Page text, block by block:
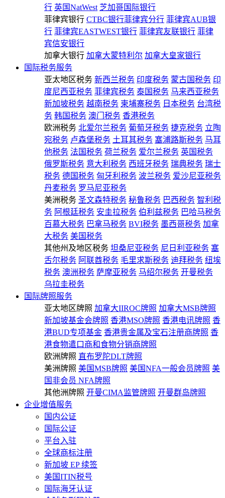
行 英国NatWest 芝加哥国际银行
菲律宾银行 CTBC银行菲律宾分行 菲律宾AUB银
行 菲律宾EASTWEST银行 菲律宾友联银行 菲律
宾信安银行
加拿大银行 加拿大蒙特利尔 加拿大皇家银行
国际税务服务
亚太地区税务 新西兰税务 印度税务 蒙古国税务 印
度尼西亚税务 菲律宾税务 泰国税务 马来西亚税务
新加坡税务 越南税务 柬埔寨税务 日本税务 台湾税
务 韩国税务 澳门税务 香港税务
欧洲税务 北爱尔兰税务 葡萄牙税务 捷克税务 立陶
宛税务 卢森堡税务 土耳其税务 塞浦路斯税务 马耳
他税务 法国税务 荷兰税务 爱尔兰税务 英国税务
俄罗斯税务 意大利税务 西班牙税务 瑞典税务 瑞士
税务 德国税务 匈牙利税务 波兰税务 爱沙尼亚税务
丹麦税务 罗马尼亚税务
美洲税务 圣文森特税务 秘鲁税务 巴西税务 智利税
务 阿根廷税务 安圭拉税务 伯利兹税务 巴哈马税务
百慕大税务 巴拿马税务 BVI税务 墨西哥税务 加拿
大税务 美国税务
其他州及地区税务 坦桑尼亚税务 尼日利亚税务 塞
舌尔税务 阿联酋税务 毛里求斯税务 迪拜税务 纽埃
税务 澳洲税务 萨摩亚税务 马绍尔税务 开曼税务
乌拉圭税务
国际牌照服务
亚太地区牌照 加拿大IIROC牌照 加拿大MSB牌照
新加坡基金会牌照 香港MSO牌照 香港电讯牌照 香
港BUD专项基金 香港贵金属及宝石注册商牌照 香
港食物遣口商和食物分销商牌照
欧洲牌照 直布罗陀DLT牌照
美洲牌照 美国MSB牌照 美国NFA一般会员牌照 美
国非会员 NFA牌照
其他洲牌照 开曼CIMA监管牌照 开曼群岛牌照
企业增值服务
国内公证
国际公证
平台入驻
全球商标注册
新加坡 EP 续签
美国ITIN税号
国际海牙认证